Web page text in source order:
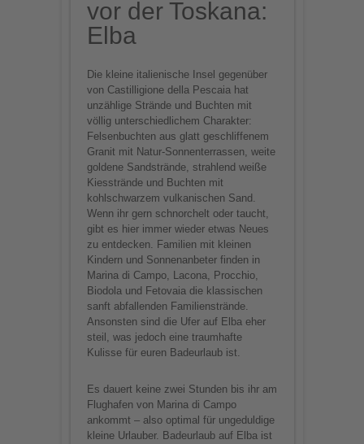
vor der Toskana:
Elba
Die kleine italienische Insel gegenüber
von Castilligione della Pescaia hat
unzählige Strände und Buchten mit
völlig unterschiedlichem Charakter:
Felsenbuchten aus glatt geschliffenem
Granit mit Natur-Sonnenterrassen, weite
goldene Sandstrände, strahlend weiße
Kiesstrände und Buchten mit
kohlschwarzem vulkanischen Sand.
Wenn ihr gern schnorchelt oder taucht,
gibt es hier immer wieder etwas Neues
zu entdecken. Familien mit kleinen
Kindern und Sonnenanbeter finden in
Marina di Campo, Lacona, Procchio,
Biodola und Fetovaia die klassischen
sanft abfallenden Familienstrände.
Ansonsten sind die Ufer auf Elba eher
steil, was jedoch eine traumhafte
Kulisse für euren Badeurlaub ist.
Es dauert keine zwei Stunden bis ihr am
Flughafen von Marina di Campo
ankommt – also optimal für ungeduldige
kleine Urlauber. Badeurlaub auf Elba ist